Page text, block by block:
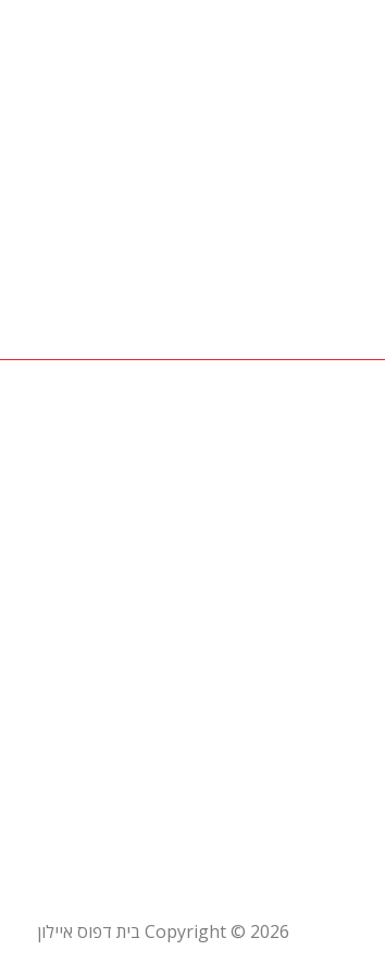
Copyright © 2026 בית דפוס איילון